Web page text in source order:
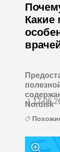
Какие
Nordisk
|